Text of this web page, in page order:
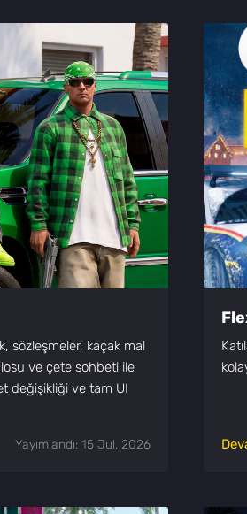
sözleşmeler, kaçak mal
ve çete sohbeti ile
değişikliği ve tam UI
Yayımlandı: 15 Jul, 2026